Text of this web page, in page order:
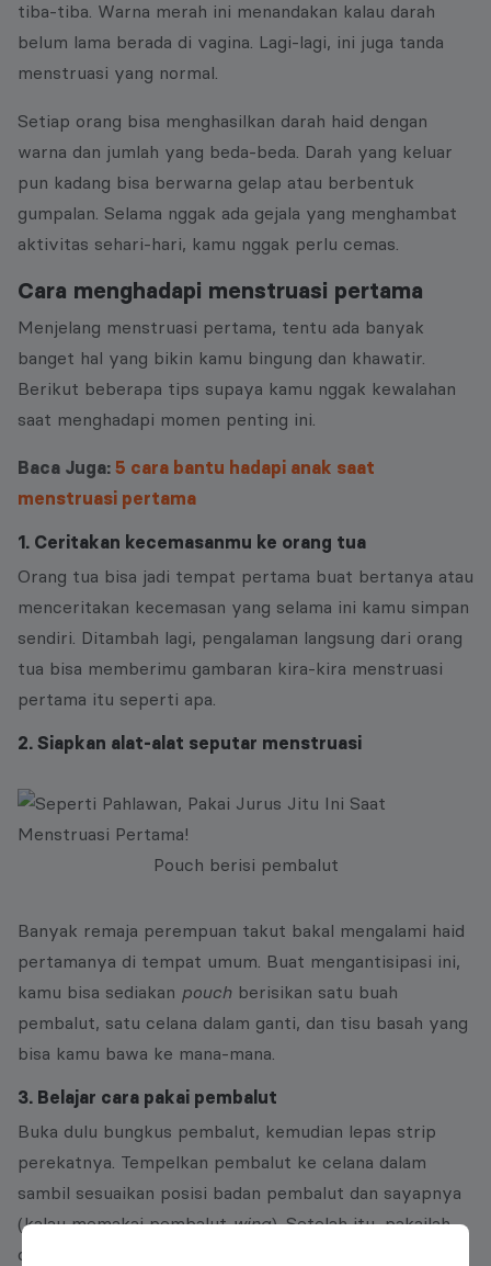
tiba-tiba. Warna merah ini menandakan kalau darah
belum lama berada di vagina. Lagi-lagi, ini juga tanda
menstruasi yang normal.
Setiap orang bisa menghasilkan darah haid dengan
warna dan jumlah yang beda-beda. Darah yang keluar
pun kadang bisa berwarna gelap atau berbentuk
gumpalan. Selama nggak ada gejala yang menghambat
aktivitas sehari-hari, kamu nggak perlu cemas.
Cara menghadapi menstruasi pertama
Menjelang menstruasi pertama, tentu ada banyak
banget hal yang bikin kamu bingung dan khawatir.
Berikut beberapa tips supaya kamu nggak kewalahan
saat menghadapi momen penting ini.
Baca Juga: 5 cara bantu hadapi anak saat
menstruasi pertama
1. Ceritakan kecemasanmu ke orang tua
Orang tua bisa jadi tempat pertama buat bertanya atau
menceritakan kecemasan yang selama ini kamu simpan
sendiri. Ditambah lagi, pengalaman langsung dari orang
tua bisa memberimu gambaran kira-kira menstruasi
pertama itu seperti apa.
2. Siapkan alat-alat seputar menstruasi
Pouch berisi pembalut
Banyak remaja perempuan takut bakal mengalami haid
pertamanya di tempat umum. Buat mengantisipasi ini,
kamu bisa sediakan pouch berisikan satu buah
pembalut, satu celana dalam ganti, dan tisu basah yang
bisa kamu bawa ke mana-mana.
3. Belajar cara pakai pembalut
Buka dulu bungkus pembalut, kemudian lepas strip
perekatnya. Tempelkan pembalut ke celana dalam
sambil sesuaikan posisi badan pembalut dan sayapnya
(kalau memakai pembalutwing). Setelah itu, pakailah
celana dalam seperti biasa.